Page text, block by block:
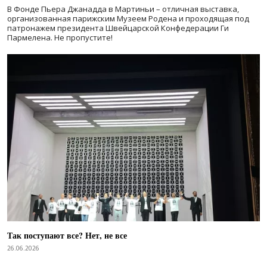
В Фонде Пьера Джанадда в Мартиньи – отличная выставка,
организованная парижским Музеем Родена и проходящая под
патронажем президента Швейцарской Конфедерации Ги
Пармелена. Не пропустите!
Так поступают все? Нет, не все
26.06.2026